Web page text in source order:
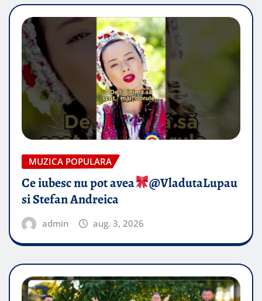
MUZICA POPULARA
Ce iubesc nu pot avea
​@VladutaLupau
si Stefan Andreica
admin aug. 3, 2026